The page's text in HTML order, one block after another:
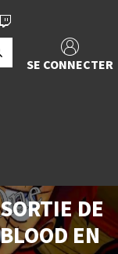
SE CONNECTER
DE
EN